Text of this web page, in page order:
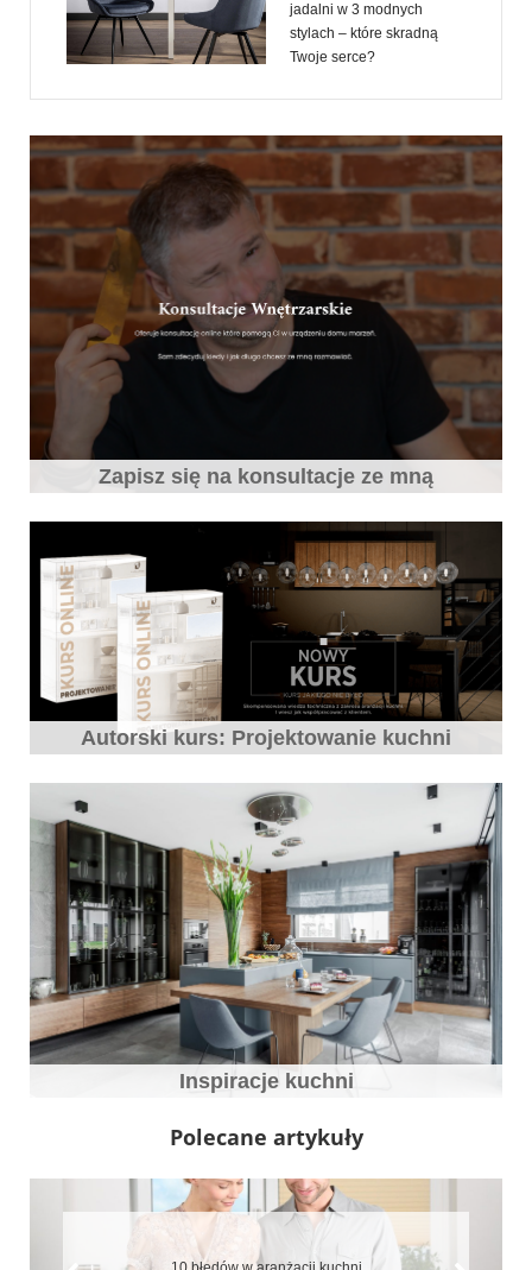
jadalni w 3 modnych
stylach – które skradną
Twoje serce?
Zapisz się na konsultacje ze mną
Autorski kurs: Projektowanie kuchni
Inspiracje kuchni
Polecane artykuły